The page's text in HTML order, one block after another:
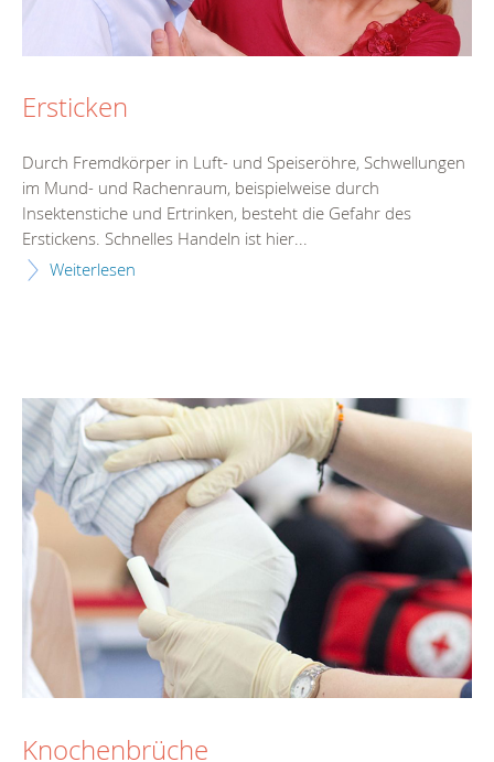
Ersticken
Durch Fremdkörper in Luft- und Speiseröhre, Schwellungen
im Mund- und Rachenraum, beispielweise durch
Insektenstiche und Ertrinken, besteht die Gefahr des
Erstickens. Schnelles Handeln ist hier...
Weiterlesen
Knochenbrüche